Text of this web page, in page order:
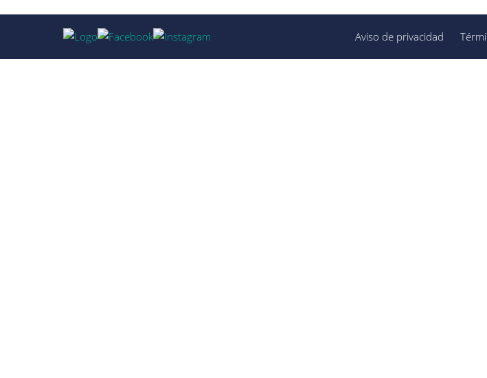
Aviso de privacidad